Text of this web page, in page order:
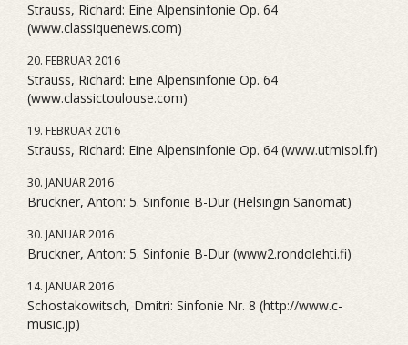
Strauss, Richard: Eine Alpensinfonie Op. 64
(www.classiquenews.com)
20. FEBRUAR 2016
Strauss, Richard: Eine Alpensinfonie Op. 64
(www.classictoulouse.com)
19. FEBRUAR 2016
Strauss, Richard: Eine Alpensinfonie Op. 64 (www.utmisol.fr)
30. JANUAR 2016
Bruckner, Anton: 5. Sinfonie B-Dur (Helsingin Sanomat)
30. JANUAR 2016
Bruckner, Anton: 5. Sinfonie B-Dur (www2.rondolehti.fi)
14. JANUAR 2016
Schostakowitsch, Dmitri: Sinfonie Nr. 8 (http://www.c-
music.jp)